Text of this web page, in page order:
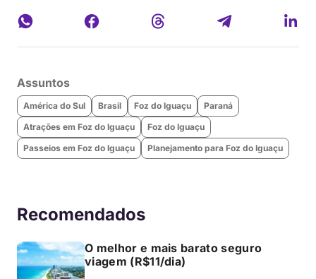
Assuntos
América do Sul Brasil Foz do Iguaçu
Paraná
Atrações em Foz do Iguaçu
Foz do Iguaçu
Passeios em Foz do Iguaçu
Planejamento para Foz do Iguaçu
Recomendados
O melhor e mais barato seguro
viagem (R$11/dia)